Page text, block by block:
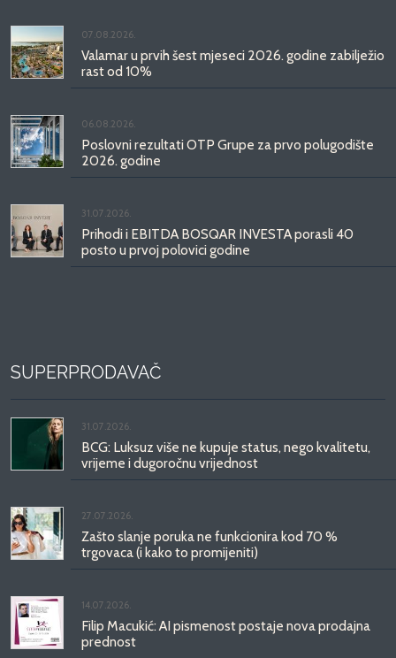
07.08.2026.
Valamar u prvih šest mjeseci 2026. godine zabilježio
rast od 10%
06.08.2026.
Poslovni rezultati OTP Grupe za prvo polugodište
2026. godine
31.07.2026.
Prihodi i EBITDA BOSQAR INVESTA porasli 40
posto u prvoj polovici godine
SUPERPRODAVAČ
31.07.2026.
BCG: Luksuz više ne kupuje status, nego kvalitetu,
vrijeme i dugoročnu vrijednost
27.07.2026.
Zašto slanje poruka ne funkcionira kod 70 %
trgovaca (i kako to promijeniti)
14.07.2026.
Filip Macukić: AI pismenost postaje nova prodajna
prednost